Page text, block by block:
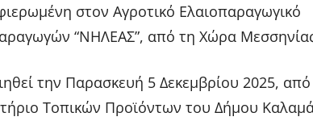
στον Αγροτικό Ελαιοπαραγωγικό
“ΝΗΛΕΑΣ”, από τη Χώρα
την Παρασκευή 5 Δεκεμβρίου 2025, από
Τοπικών Προϊόντων του Δήμου